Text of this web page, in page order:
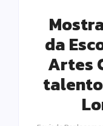
da
Artes